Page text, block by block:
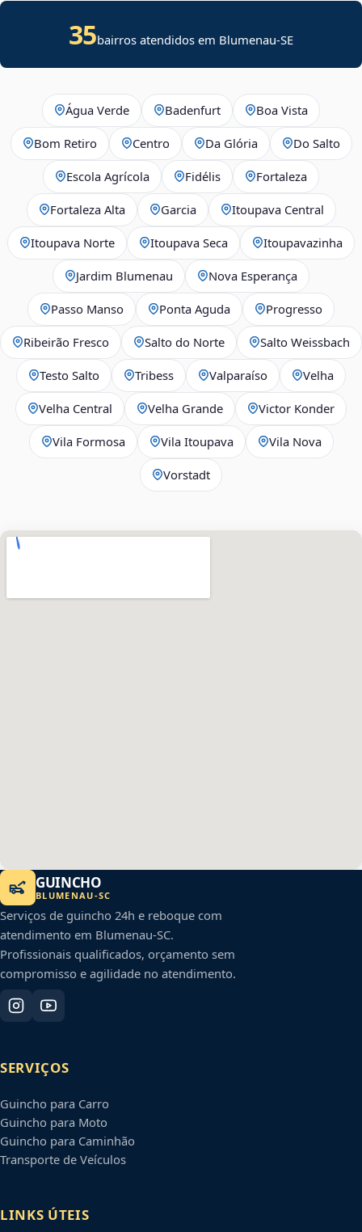
35bairros atendidos em Blumenau-SE
Água Verde Badenfurt Boa Vista
Bom Retiro Centro Da Glória Do Salto
Escola Agrícola Fidélis Fortaleza
Fortaleza Alta Garcia Itoupava Central
Itoupava Norte Itoupava Seca Itoupavazinha
Jardim Blumenau Nova Esperança
Passo Manso Ponta Aguda Progresso
Ribeirão Fresco Salto do Norte Salto Weissbach
Testo Salto Tribess Valparaíso Velha
Velha Central Velha Grande Victor Konder
Vila Formosa Vila Itoupava Vila Nova
Vorstadt
GUINCHO
BLUMENAU-SC
Serviços de guincho 24h e reboque com
atendimento em Blumenau-SC.
Profissionais qualificados, orçamento sem
compromisso e agilidade no atendimento.
SERVIÇOS
Guincho para Carro
Guincho para Moto
Guincho para Caminhão
Transporte de Veículos
LINKS ÚTEIS